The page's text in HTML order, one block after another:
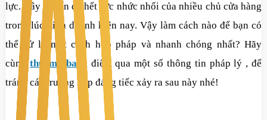
lực. Đây là vấn đề hết sức nhức nhối của nhiều chủ cửa hàng
trong lúc kinh doanh hiện nay. Vậy làm cách nào để bạn có
thể xử lý một cách hợp pháp và nhanh chóng nhất? Hãy
cùngthuematbang điểm qua một số thông tin pháp lý , để
tránh các trường hợp đáng tiếc xảy ra sau này nhé!